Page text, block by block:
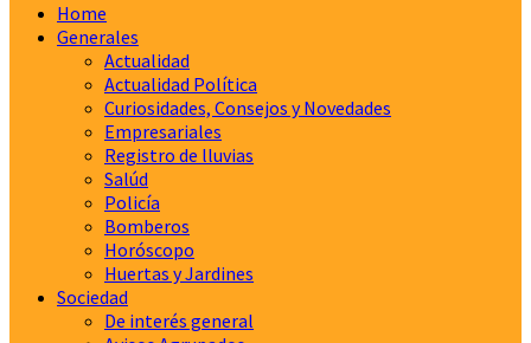
Home
Generales
Actualidad
Actualidad Política
Curiosidades, Consejos y Novedades
Empresariales
Registro de lluvias
Salúd
Policía
Bomberos
Horóscopo
Huertas y Jardines
Sociedad
De interés general